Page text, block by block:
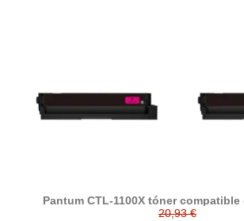
Pantum CTL-1100X tóner compatible
CTL1100XC, CTL1100XM,
20,93 €